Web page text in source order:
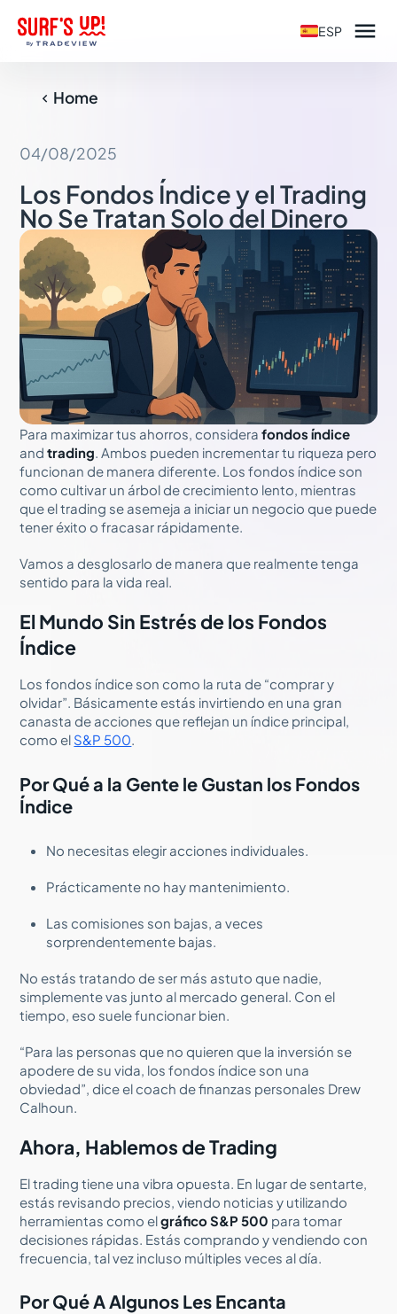
ESP 
 Home
04/08/2025
Los Fondos Índice y el Trading
No Se Tratan Solo del Dinero
Para maximizar tus ahorros, considerafondos índice
andtrading. Ambos pueden incrementar tu riqueza pero
funcionan de manera diferente. Los fondos índice son
como cultivar un árbol de crecimiento lento, mientras
que el trading se asemeja a iniciar un negocio que puede
tener éxito o fracasar rápidamente.
Vamos a desglosarlo de manera que realmente tenga
sentido para la vida real.
El Mundo Sin Estrés de los Fondos
Índice
Los fondos índice son como la ruta de “comprar y
olvidar”. Básicamente estás invirtiendo en una gran
canasta de acciones que reflejan un índice principal,
como el S&P 500.
Por Qué a la Gente le Gustan los Fondos
Índice
No necesitas elegir acciones individuales.
Prácticamente no hay mantenimiento.
Las comisiones son bajas, a veces
sorprendentemente bajas.
No estás tratando de ser más astuto que nadie,
simplemente vas junto al mercado general. Con el
tiempo, eso suele funcionar bien.
“Para las personas que no quieren que la inversión se
apodere de su vida, los fondos índice son una
obviedad”, dice el coach de finanzas personales Drew
Calhoun.
Ahora, Hablemos de Trading
El trading tiene una vibra opuesta. En lugar de sentarte,
estás revisando precios, viendo noticias y utilizando
herramientas como elgráfico S&P 500 para tomar
decisiones rápidas. Estás comprando y vendiendo con
frecuencia, tal vez incluso múltiples veces al día.
Por Qué A Algunos Les Encanta